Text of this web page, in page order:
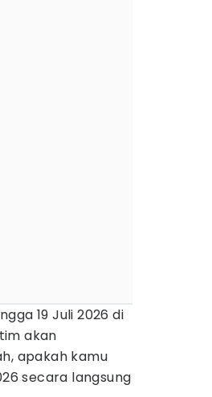
19 Juli 2026 di
akan
apakah kamu
secara langsung